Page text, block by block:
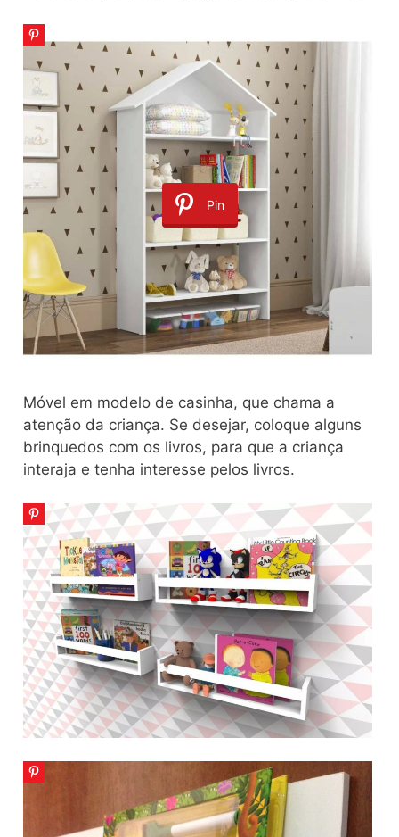
Pin
Móvel em modelo de casinha, que chama a
atenção da criança. Se desejar, coloque alguns
brinquedos com os livros, para que a criança
interaja e tenha interesse pelos livros.